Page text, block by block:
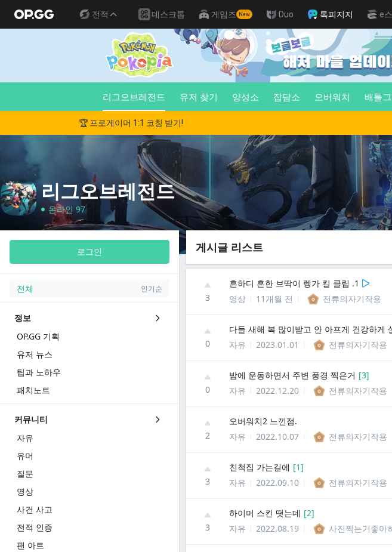
전적 데스크톱 게임즈 New Duo 톡피지지 e
리그오브레전드 유저 찾기 양성소 잡담소 오버워치 배틀
🏆 프로게이머 1:1 코칭 받기!
리그오브레전드
온라인 97
로그인
전체 인기순
정보
OP.GG 기획
유저 뉴스
팁과 노하우
패치노트
커뮤니티
자유
유머
질문
영상
사건 사고
전적 인증
팬 아트
게시글 리스트
3
흔하디 흔한 브딱이 렝가 킬 클립 .1
영상
11개월 전 전류의자기작용
0
다들 새해 복 많이받고 안 아프게 건강하게
자유
2023.01.01 전류의자기작용
0
밤에 운동하면서 주변 풍경 찍은거 [3]
자유
2022.12.20 전류의자기작용
2
오버워치2 느낀점.
자유
2022.10.07 전류의자기작용
3
친척집 가는길에 [1]
자유
2022.09.10 전류의자기작용
3
하이머 스킨 떳는데 [2]
자유
2022.08.19 사진찍는거좋아